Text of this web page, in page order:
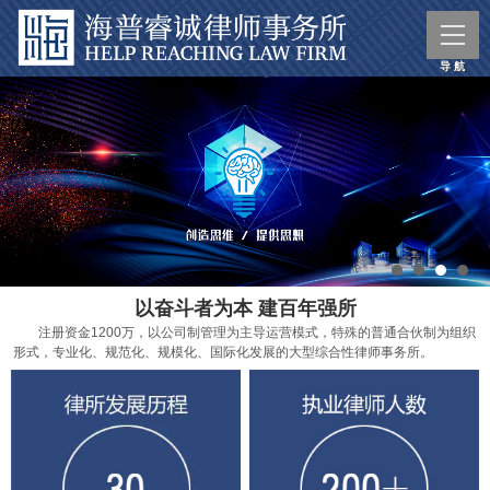
以奋斗者为本 建百年强所
注册资金1200万，以公司制管理为主导运营模式，特殊的普通合伙制为组织
形式，专业化、规范化、规模化、国际化发展的大型综合性律师事务所。